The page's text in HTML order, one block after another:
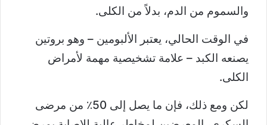
والسموم من الدم، بدلاً من الكلى.
في الوقت الحالي، يعتبر الألبومين – وهو بروتين
يصنعه الكبد – علامة تشخيصية مهمة لأمراض
الكلى.
لكن ومع ذلك، فإن ما يصل إلى 50٪ من مرضى